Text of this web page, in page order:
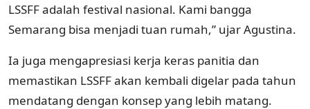
LSSFF adalah festival nasional. Kami bangga
Semarang bisa menjadi tuan rumah,” ujar Agustina.
Ia juga mengapresiasi kerja keras panitia dan
memastikan LSSFF akan kembali digelar pada tahun
mendatang dengan konsep yang lebih matang.